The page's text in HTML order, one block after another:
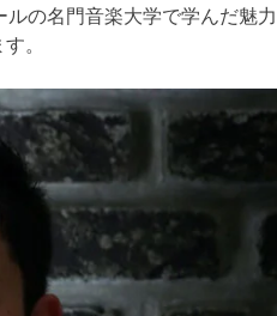
の名門音楽大学で学んだ魅
。